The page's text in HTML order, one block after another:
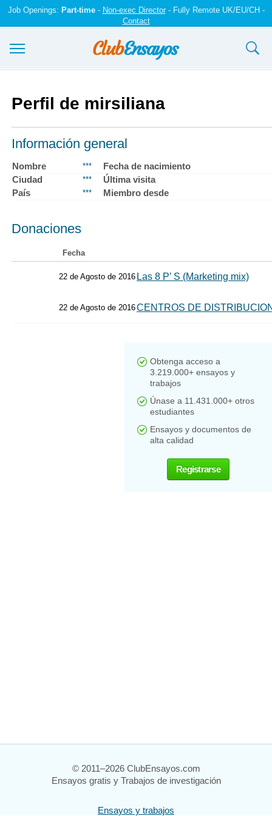
Job Openings: Part-time- Non-exec Director- Fully Remote UK/EU/CH -
Contact
Registrarse
Iniciar sesión
Contáctenos
Perfil de mirsiliana
Información general
Nombre ***
Fecha de nacimiento
Ciudad
***
Última visita
País
*** Miembro desde
Donaciones
Fecha
22 de Agosto de 2016 Las 8 P’ S (Marketing mix)
22 de Agosto de 2016CENTROS DE
Obtenga acceso a
3.219.000+ ensayos y
trabajos
Únase a 11.431.000+ otros
estudiantes
Ensayos y documentos de
alta calidad
Registrarse
© 2011–2026 ClubEnsayos.com
Ensayos gratis y Trabajos de investigación
Ensayos y trabajos